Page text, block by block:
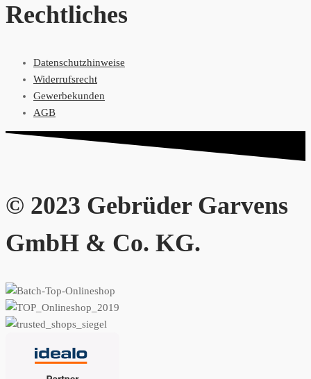
Rechtliches
Datenschutzhinweise
Widerrufsrecht
Gewerbekunden
AGB
© 2023 Gebrüder Garvens
GmbH & Co. KG.